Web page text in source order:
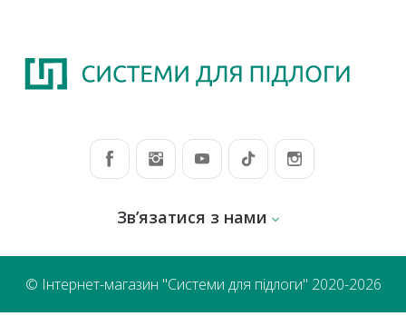
Зв’язатися з нами
© Інтернет-магазин "Системи для підлоги" 2020-2026